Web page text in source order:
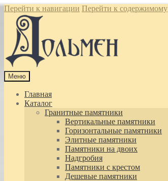
Перейти к навигации Перейти к содержимому
Меню
Главная
Каталог
Гранитные памятники
Вертикальные памятники
Горизонтальные памятники
Элитные памятники
Памятники на двоих
Надгробия
Памятники с крестом
Дешевые памятники